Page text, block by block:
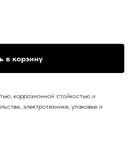
в корзину
коррозионной стойкостью и
электротехнике, упаковке и